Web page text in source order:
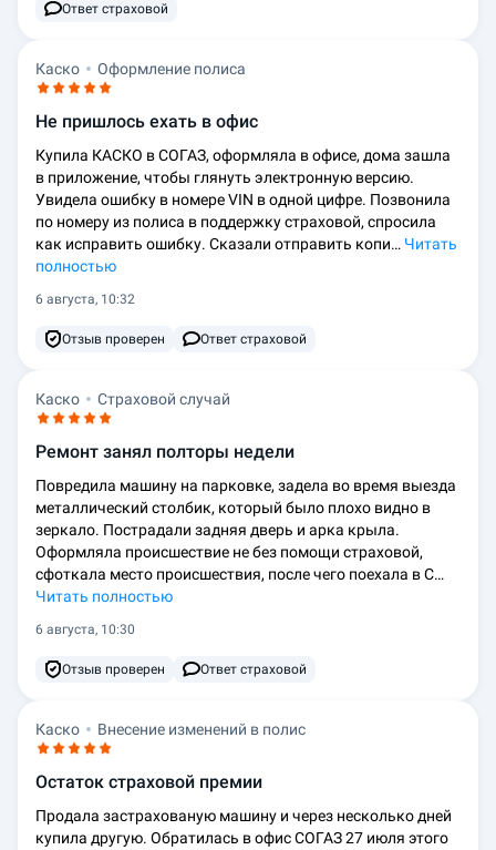
Ответ страховой
Каско Оформление полиса
Не пришлось ехать в офис
Купила КАСКО в СОГАЗ, оформляла в офисе, дома зашла
в приложение, чтобы глянуть электронную версию.
Увидела ошибку в номере VIN в одной цифре. Позвонила
по номеру из полиса в поддержку страховой, спросила
как исправить ошибку. Сказали отправить копи… Читать
полностью
6 августа, 10:32
Отзыв проверен Ответ страховой
Каско Страховой случай
Ремонт занял полторы недели
Повредила машину на парковке, задела во время выезда
металлический столбик, который было плохо видно в
зеркало. Пострадали задняя дверь и арка крыла.
Оформляла происшествие не без помощи страховой,
сфоткала место происшествия, после чего поехала в С…
Читать полностью
6 августа, 10:30
Отзыв проверен Ответ страховой
Каско Внесение изменений в полис
Остаток страховой премии
Продала застрахованую машину и через несколько дней
купила другую. Обратилась в офис СОГАЗ 27 июля этого